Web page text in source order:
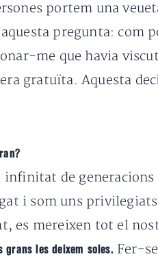
portem una
pregunta: com
me que havia
gratuïta. Aquesta
infinitat de
i som uns
es mereixen tot el
grans les deixem soles. Fer-